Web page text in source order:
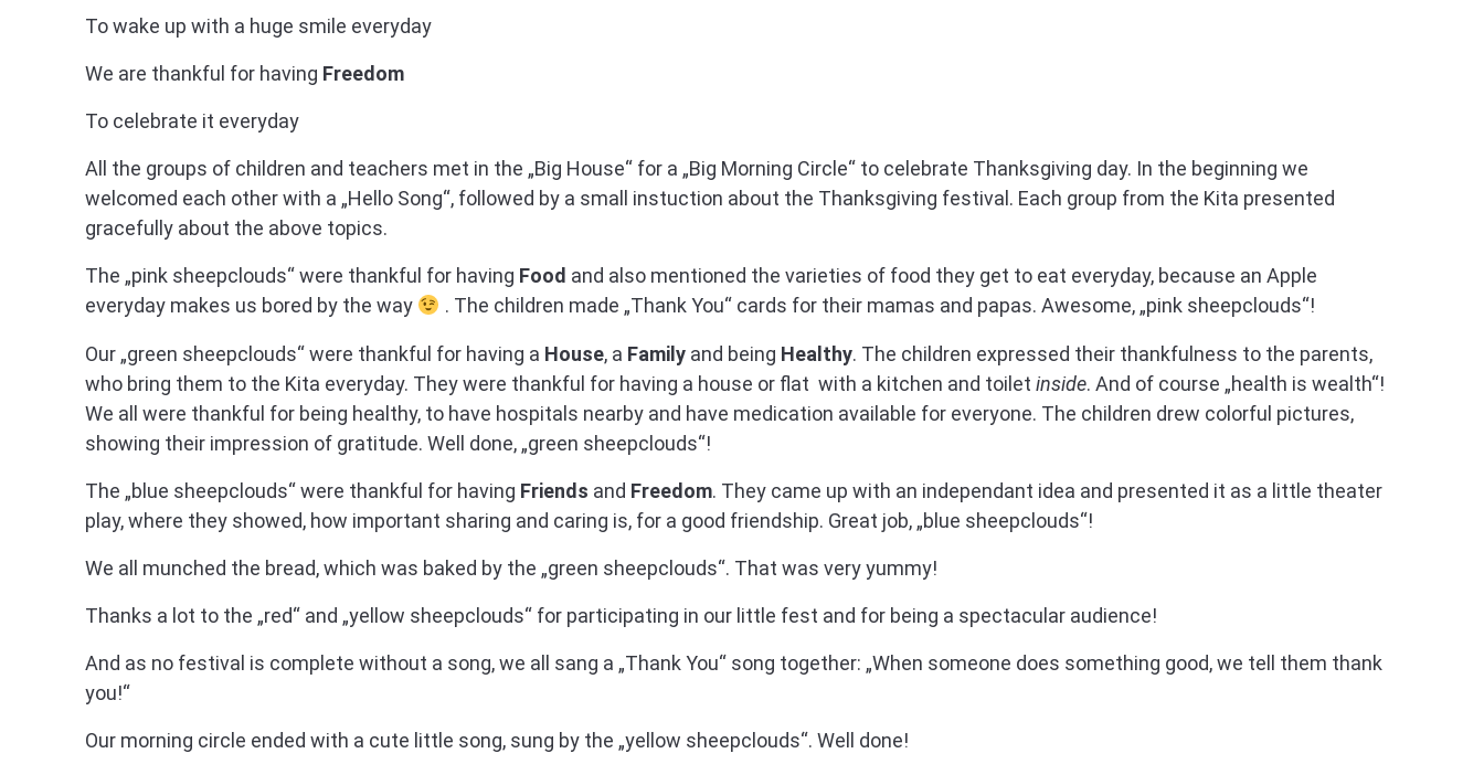
To wake up with a huge smile everyday
We are thankful for having Freedom
To celebrate it everyday
All the groups of children and teachers met in the „Big House“ for a „Big Morning Circle“ to celebrate Thanksgiving day. In the beginning we
welcomed each other with a „Hello Song“, followed by a small instuction about the Thanksgiving festival. Each group from the Kita presented
gracefully about the above topics.
The „pink sheepclouds“ were thankful for having Food and also mentioned the varieties of food they get to eat everyday, because an Apple
everyday makes us bored by the way
. The children made „Thank You“ cards for their mamas and papas. Awesome, „pink sheepclouds“!
Our „green sheepclouds“ were thankful for having a House, a Family and being Healthy. The children expressed their thankfulness to the parents,
who bring them to the Kita everyday. They were thankful for having a house or flat with a kitchen and toilet inside. And of course „health is wealth“!
We all were thankful for being healthy, to have hospitals nearby and have medication available for everyone. The children drew colorful pictures,
showing their impression of gratitude. Well done, „green sheepclouds“!
The „blue sheepclouds“ were thankful for having Friends and Freedom. They came up with an independant idea and presented it as a little theater
play, where they showed, how important sharing and caring is, for a good friendship. Great job, „blue sheepclouds“!
We all munched the bread, which was baked by the „green sheepclouds“. That was very yummy!
Thanks a lot to the „red“ and „yellow sheepclouds“ for participating in our little fest and for being a spectacular audience!
And as no festival is complete without a song, we all sang a „Thank You“ song together: „When someone does something good, we tell them thank
you!“
Our morning circle ended with a cute little song, sung by the „yellow sheepclouds“. Well done!